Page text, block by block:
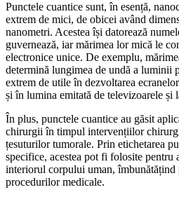
Punctele cuantice sunt, în esență,
extrem de mici, de obicei având
nanometri. Acestea își datorează
guvernează, iar mărimea lor mică le
electronice unice. De exemplu,
determină lungimea de undă a luminii
extrem de utile în dezvoltarea
și în lumina emitată de televizoarele
În plus, punctele cuantice au găsit
chirurgii în timpul intervențiilor
țesuturilor tumorale. Prin etichetarea
specifice, acestea pot fi folosite
interiorul corpului uman, îmbunătățind
procedurilor medicale.